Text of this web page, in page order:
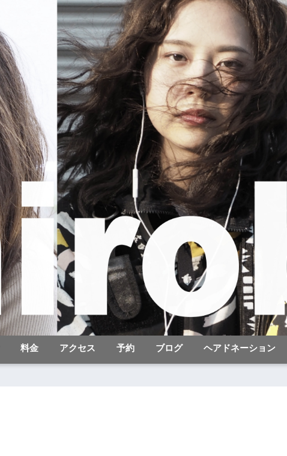
料金 アクセス 予約 ブログ ヘアドネーション